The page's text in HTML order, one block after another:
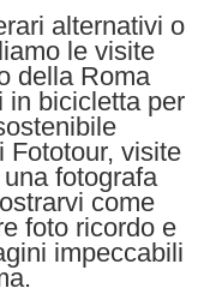
alternativi o
le visite
della Roma
in bicicletta per
Fototour, visite
fotografa
come
foto ricordo e
impeccabili